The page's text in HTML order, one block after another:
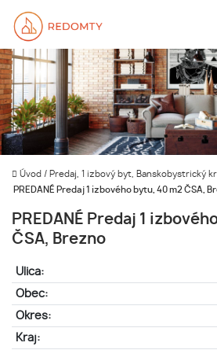
Úvod / Predaj, 1 izbový byt, Banskobystrický
PREDANÉ Predaj 1 izbového bytu, 40 m2 ČSA,
PREDANÉ Predaj 1
ČSA, Brezno
Ulica:
Obec:
Okres:
Kraj: